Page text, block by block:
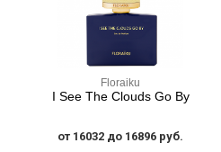
Floraiku
I See The Clouds Go By
от 16032 до 16896 руб.